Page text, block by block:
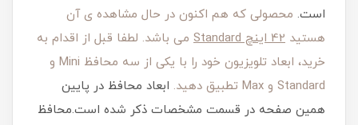
است. محصولی که هم اکنون در حال مشاهده ی آن
هستید 42 اینچ Standard
می باشد. لطفا قبل از اقدام به
خرید، ابعاد تلویزیون خود را با یکی از سه محافظ Mini و
Standard و Max تطبیق دهید.
ابعاد محافظ در پایین
همین صفحه در قسمت مشخصات ذکر شده است.محافظ